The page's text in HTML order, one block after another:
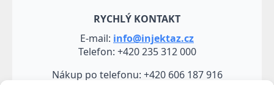
RYCHLÝ KONTAKT
E-mail: info@injektaz.cz
Telefon: +420 235 312 000
Nákup po telefonu: +420 606 187 916